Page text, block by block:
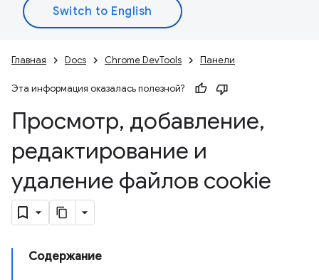
Главная Docs Chrome DevTools Панели
Эта информация оказалась полезной?
Просмотр, добавление,
редактирование и
удаление файлов cookie
Содержание